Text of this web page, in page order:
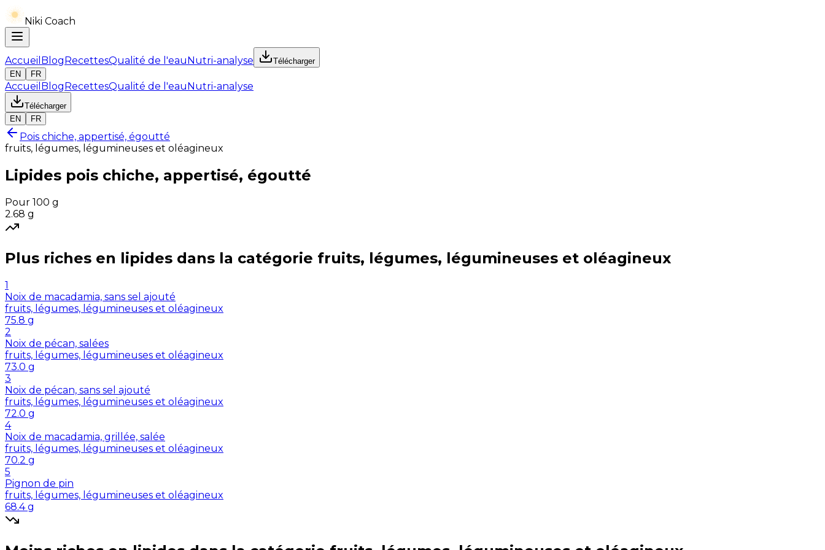
Niki Coach
Accueil BlogRecettesQualité de l'eauNutri-analyse
Télécharger
EN
FR
Accueil BlogRecettesQualité de l'eauNutri-analyse
Télécharger
EN
FR
Pois chiche, appertisé, égoutté
fruits, légumes, légumineuses et oléagineux
Lipides pois chiche, appertisé, égoutté
Pour 100 g
2.68 g
Plus riches en lipides dans la catégorie fruits, légumes, légumineuses et oléagineux
1
Noix de macadamia, sans sel ajouté
fruits, légumes, légumineuses et oléagineux
75.8 g
2
Noix de pécan, salées
fruits, légumes, légumineuses et oléagineux
73.0 g
3
Noix de pécan, sans sel ajouté
fruits, légumes, légumineuses et oléagineux
72.0 g
4
Noix de macadamia, grillée, salée
fruits, légumes, légumineuses et oléagineux
70.2 g
5
Pignon de pin
fruits, légumes, légumineuses et oléagineux
68.4 g